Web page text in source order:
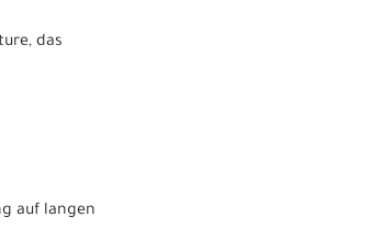
das
auf langen